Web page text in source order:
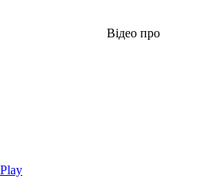
Відео про